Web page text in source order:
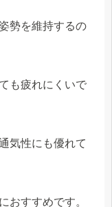
勢を維持するの
も疲れにくいで
気性にも優れて
おすすめです。